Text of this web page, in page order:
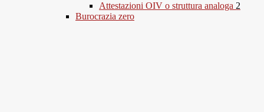
Attestazioni OIV o struttura analoga 2
Burocrazia zero